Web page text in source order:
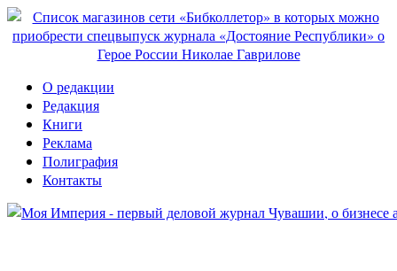
О редакции
Редакция
Книги
Реклама
Полиграфия
Контакты